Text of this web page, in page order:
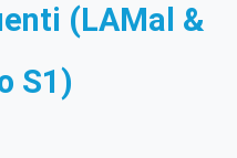
(LAMal &
S1)